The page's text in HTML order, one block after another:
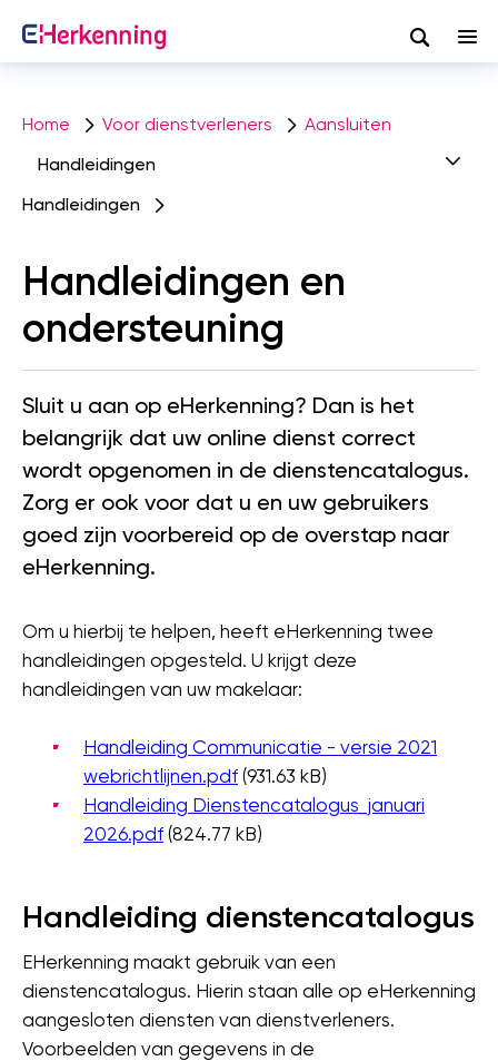
en
inhoud
Zoeken
Home Voor dienstverleners
Aansluiten
Handleidingen
Handleidingen
Handleidingen en
ondersteuning
Sluit u aan op eHerkenning? Dan is het
belangrijk dat uw online dienst correct
wordt opgenomen in de dienstencatalogus.
Zorg er ook voor dat u en uw gebruikers
goed zijn voorbereid op de overstap naar
eHerkenning.
Om u hierbij te helpen, heeft eHerkenning twee
handleidingen opgesteld. U krijgt deze
handleidingen van uw makelaar:
Document
Handleiding Communicatie - versie 2021
webrichtlijnen.pdf (931.63 kB)
Document
Handleiding Dienstencatalogus_januari
2026.pdf (824.77 kB)
Handleiding dienstencatalogus
EHerkenning maakt gebruik van een
dienstencatalogus. Hierin staan alle op eHerkenning
aangesloten diensten van dienstverleners.
Voorbeelden van gegevens in de